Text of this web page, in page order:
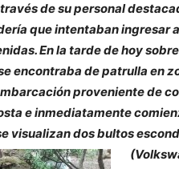
de su personal
que intentaban ingresar
En la tarde de hoy
encontraba de patrulla en
proveniente de
e inmediatamente
visualizan dos bultos